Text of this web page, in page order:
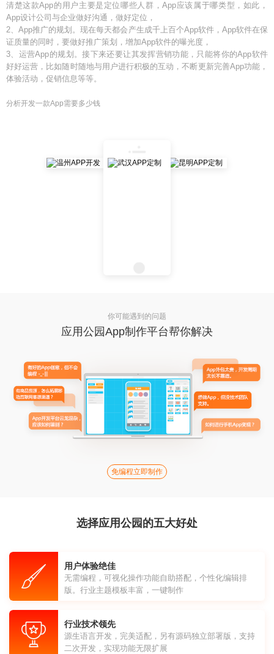
清楚这款App的用户主要是定位哪些人群，App应该属于哪类型，如此，
App设计公司与企业做好沟通，做好定位，
2、App推广的规划。现在每天都会产生成千上百个App软件，App软件在保
证质量的同时，要做好推广策划，增加App软件的曝光度，
3、运营App的规划。接下来还要让其发挥营销功能，只能将你的App软件
好好运营，比如随时随地与用户进行积极的互动，不断更新完善App功能，
体验活动，促销信息等等。
分析开发一款App需要多少钱
你可能遇到的问题
应用公园App制作平台帮你解决
免编程立即制作
选择应用公园的五大好处
用户体验绝佳
无需编程，可视化操作功能自助搭配，个性化编辑排
版。行业主题模板丰富，一键制作
行业技术领先
源生语言开发，完美适配，另有源码独立部署版，支持
二次开发，实现功能无限扩展